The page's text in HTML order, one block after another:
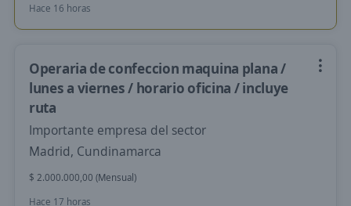
Hace 16 horas
Operaria de confeccion maquina plana /
lunes a viernes / horario oficina / incluye
ruta
Importante empresa del sector
Madrid, Cundinamarca
$ 2.000.000,00 (Mensual)
Hace 17 horas